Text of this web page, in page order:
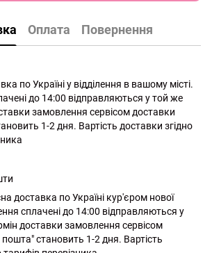
Оплата Повернення
по Україні у відділення в вашому місті.
до 14:00 відправляються у той же
замовлення сервісом доставки
1-2 дня. Вартість доставки згідно
доставка по Україні кур'єром нової
сплачені до 14:00 відправляються у
доставки замовлення сервісом
становить 1-2 дня. Вартість